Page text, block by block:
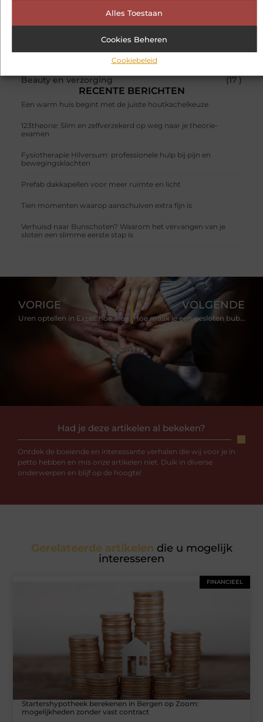
Alles Toestaan
Cookies Beheren
Cookiebeleid
Bedrijven
(50 )
Beauty en verzorging
(17 )
RECENTE BERICHTEN
Een warm huis begint met de juiste houtkachelkeuze
123theorie: Slim en zelfverzekerd op weg naar je theorie-
examen
Fysiotherapie Hilversum: professionele hulp bij pijn en
bewegingsklachten
Prefab dakkapellen voor meer ruimte en licht
Tien momenten waarop aanschuiven extra fijn is
Verhuisd naar Bunschoten? Waarom het vervangen van je
sloten een slimme eerste stap is
Had je deze artikelen al bekeken?
Ontdek de boeiende en interessante verhalen die wij voor je in
petto hebben en mis onze artikelen niet. Duik in diverse
onderwerpen en blijf op de hoogte!
VORIGE
Uren optellen in Excel: hoe werkt dat?
VOLGENDE
Hoe maak je een gesloten bubbelenvelop stiekem open?
Gerelateerde artikelen die u mogelijk
interesseren
FINANCIEEL
Startershypotheek berekenen in Bergen op Zoom:
mogelijkheden zonder vast contract